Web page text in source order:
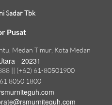
Sadar Tbk
Pusat
Medan Timur, Kota Medan
- 20231
|| (+62) 61-80501900
8050 1800